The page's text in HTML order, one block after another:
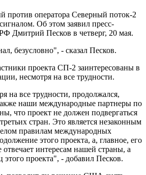
оператора Северный поток-2
Об этом заявил пресс-
Дмитрий Песков в четверг, 20 мая.
безусловно", - сказал Песков.
проекта СП-2 заинтересованы в
несмотря на все трудности.
на все трудности, продолжался,
наши международные партнеры по
что проект не должен подвергаться
стран. Это является незаконным
правилам международных
этого проекта, а, главное, его
интересам нашей страны, а
этого проекта", - добавил Песков.